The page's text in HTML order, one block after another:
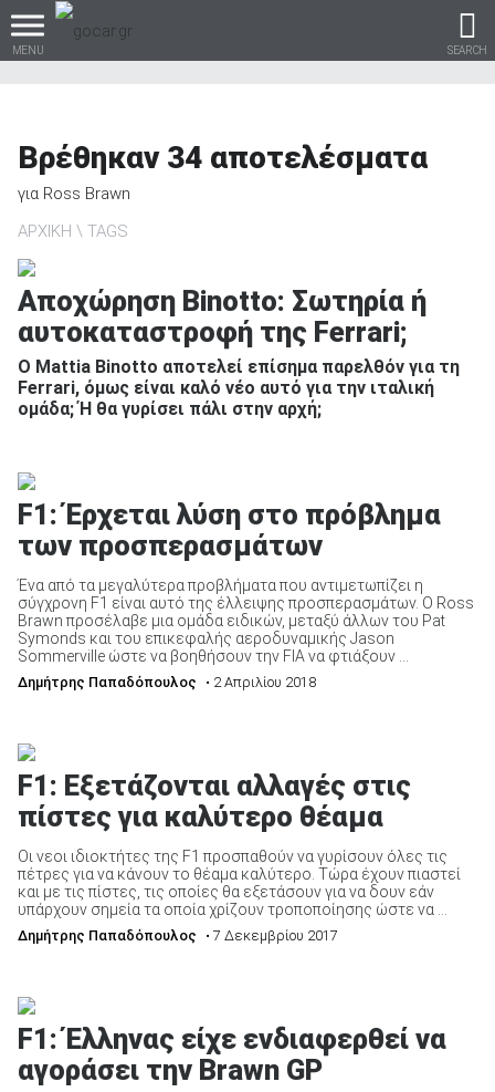
MENU SEARCH
Βρες τα πάντα για το
βρες το!
ΑΝΑΖΗΤΗΣΗ
Μεταχειρισμένα
ΑΝΑΖΗΤΗΣΗ
Επιχειρήσεις
ΑΝΑΖΗΤΗΣΗ
Βρέθηκαν 34 αποτελέσματα
για Ross Brawn
ΑΡΧΙΚΗ
TAGS
Αποχώρηση Binotto: Σωτηρία ή
αυτοκαταστροφή της Ferrari;
Ο Mattia Binotto αποτελεί επίσημα παρελθόν για τη
Ferrari, όμως είναι καλό νέο αυτό για την ιταλική
ομάδα; Ή θα γυρίσει πάλι στην αρχή;
F1: Έρχεται λύση στο πρόβλημα
των προσπερασμάτων
Ένα από τα μεγαλύτερα προβλήματα που αντιμετωπίζει η
σύγχρονη F1 είναι αυτό της έλλειψης προσπερασμάτων. Ο Ross
Brawn προσέλαβε μια ομάδα ειδικών, μεταξύ άλλων του Pat
Symonds και του επικεφαλής αεροδυναμικής Jason
Sommerville ώστε να βοηθήσουν την FIA να φτιάξουν ...
Δημήτρης Παπαδόπουλος • 2 Απριλίου 2018
F1: Εξετάζονται αλλαγές στις
πίστες για καλύτερο θέαμα
Οι νεοι ιδιοκτήτες της F1 προσπαθούν να γυρίσουν όλες τις
πέτρες για να κάνουν το θέαμα καλύτερο. Τώρα έχουν πιαστεί
και με τις πίστες, τις οποίες θα εξετάσουν για να δουν εάν
υπάρχουν σημεία τα οποία χρίζουν τροποποίησης ώστε να ...
Δημήτρης Παπαδόπουλος • 7 Δεκεμβρίου 2017
F1: Έλληνας είχε ενδιαφερθεί να
αγοράσει την Brawn GP